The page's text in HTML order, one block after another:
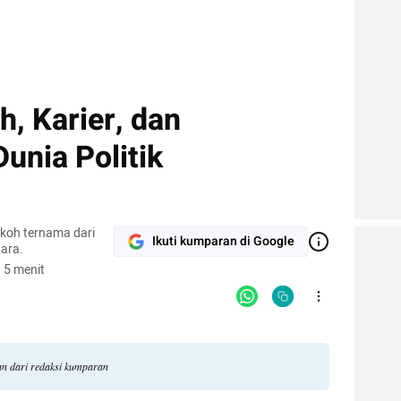
Karier, dan
Politik
ternama dari
menit
Ikuti kumparan di Google
dari redaksi kumparan